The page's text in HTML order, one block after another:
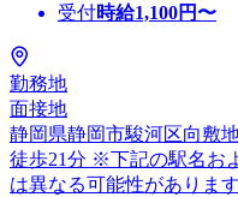
受付時給1,100円〜
勤務地
面接地
静岡県静岡市駿河区向敷
徒歩21分 ※下記の駅名お
は異なる可能性がありま